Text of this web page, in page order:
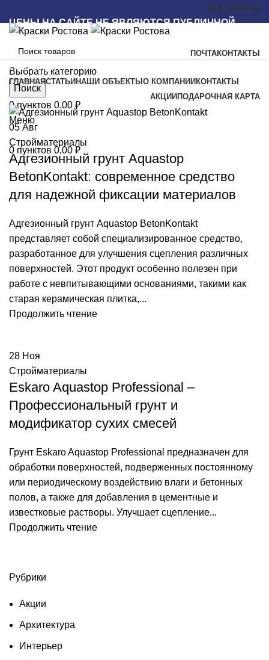
ВСЕ ТОВАРЫ
ЦЕНЫ НА САЙТЕ НЕ ЯВЛЯЮТСЯ ПУБЛИЧНОЙ
ОФЕРТОЙ
ПОЧТАКОНТАКТЫ
Выбрать категорию
Поиск
0пунктов 0,00 ₽
Меню
0 пунктов 0,00 ₽
Наш каталог
ГЛАВНАЯСТАТЬИ НАШИ ОБЪЕКТЫ О КОМПАНИИ КОНТАКТЫ
АКЦИИ ПОДАРОЧНАЯ КАРТА
05 Авг
Стройматериалы
Адгезионный грунт Aquastop
BetonKontakt: современное средство
для надежной фиксации материалов
Адгезионный грунт Aquastop BetonKontakt
представляет собой специализированное средство,
разработанное для улучшения сцепления различных
поверхностей. Этот продукт особенно полезен при
работе с невпитывающими основаниями, такими как
старая керамическая плитка,...
Продолжить чтение
28 Ноя
Стройматериалы
Eskaro Aquastop Professional –
Профессиональный грунт и
модификатор сухих смесей
Грунт Eskaro Aquastop Professional предназначен для
обработки поверхностей, подверженных постоянному
или периодическому воздействию влаги и бетонных
полов, а также для добавления в цементные и
известковые растворы. Улучшает сцепление...
Продолжить чтение
Рубрики
Акции
Архитектура
Интерьер